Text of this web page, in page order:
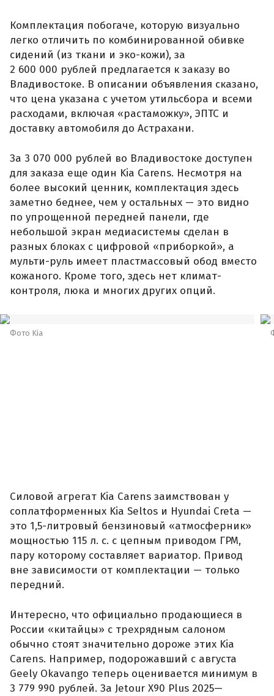
Комплектация побогаче, которую визуально
легко отличить по комбинированной обивке
сидений (из ткани и эко-кожи), за
2 600 000 рублей предлагается к заказу во
Владивостоке. В описании объявления сказано,
что цена указана с учетом утильсбора и всеми
расходами, включая «растаможку», ЭПТС и
доставку автомобиля до Астрахани.
За 3 070 000 рублей во Владивостоке доступен
для заказа еще один Kia Carens. Несмотря на
более высокий ценник, комплектация здесь
заметно беднее, чем у остальных — это видно
по упрощенной передней панели, где
небольшой экран медиасистемы сделан в
разных блоках с цифровой «приборкой», а
мульти-руль имеет пластмассовый обод вместо
кожаного. Кроме того, здесь нет климат-
контроля, люка и многих других опций.
Фото Kia
Силовой агрегат Kia Carens заимствован у
соплатформенных Kia Seltos и Hyundai Creta —
это 1,5-литровый бензиновый «атмосферник»
мощностью 115 л. с. с цепным приводом ГРМ,
пару которому составляет вариатор. Привод
вне зависимости от комплектации — только
передний.
Интересно, что официально продающиеся в
России «китайцы» с трехрядным салоном
обычно стоят значительно дороже этих Kia
Carens. Например, подорожавший с августа
Geely Okavango теперь оценивается минимум в
3 779 990 рублей. За Jetour X90 Plus 2025—